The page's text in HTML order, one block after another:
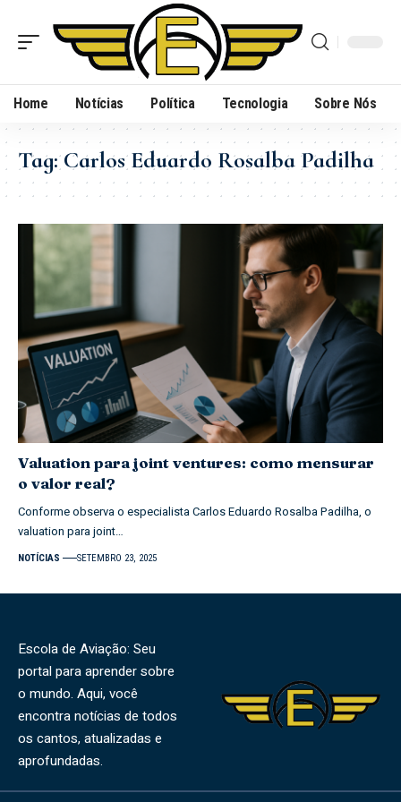
Home Notícias Política Tecnologia Sobre Nós
Tag:Carlos Eduardo Rosalba Padilha
Valuation para joint ventures: como mensurar
o valor real?
Conforme observa o especialista Carlos Eduardo Rosalba Padilha, o
valuation para joint…
NOTÍCIAS SETEMBRO 23, 2025
Escola de Aviação: Seu
portal para aprender sobre
o mundo. Aqui, você
encontra notícias de todos
os cantos, atualizadas e
aprofundadas.